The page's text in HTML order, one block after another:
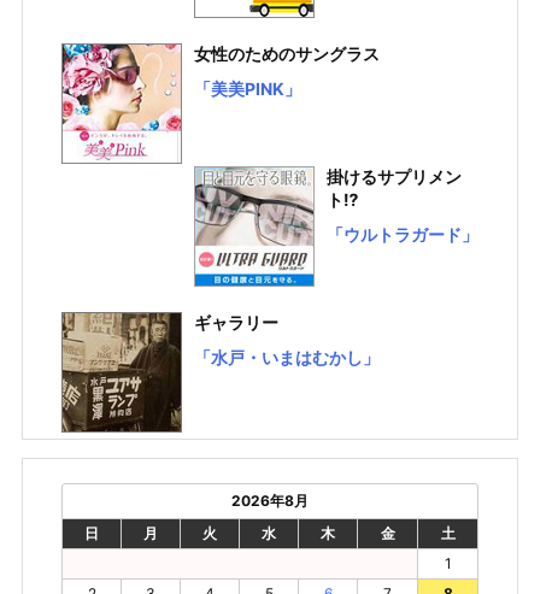
女性のためのサングラス
「美美PINK」
掛けるサプリメン
ト⁉
「ウルトラガード」
ギャラリー
「水戸・いまはむかし」
2026年8月
日
月 火 水 木 金
土
1